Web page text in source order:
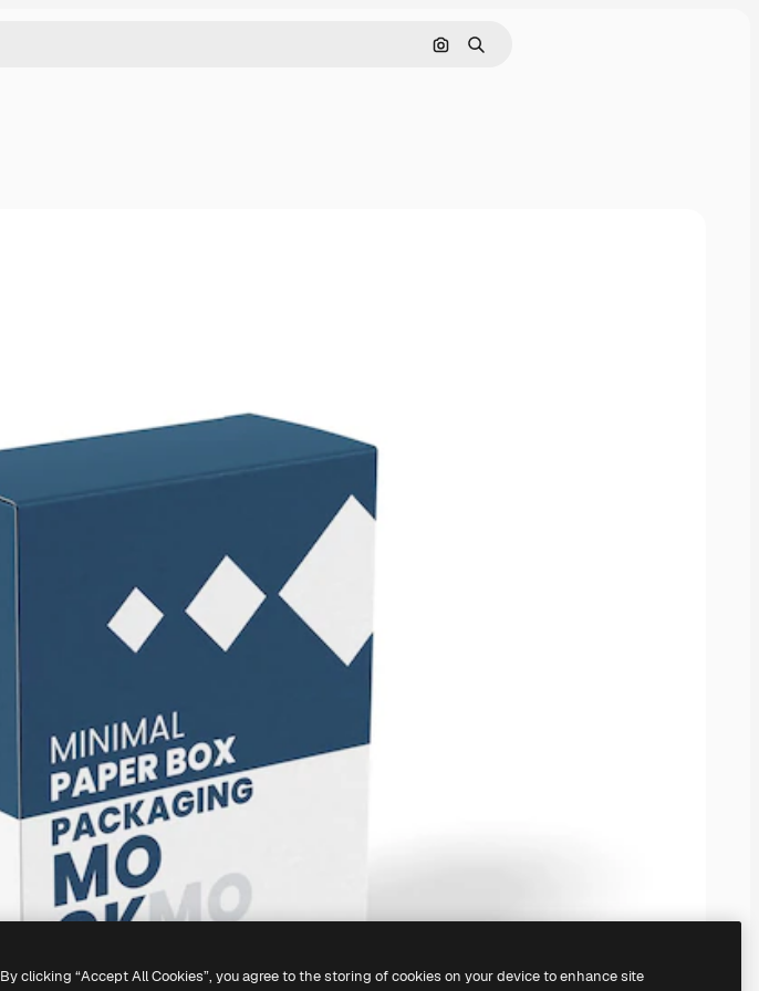
Pesquisar por imagem
Buscar
By clicking “Accept All Cookies”, you agree to the storing of cookies on your device to enhance site